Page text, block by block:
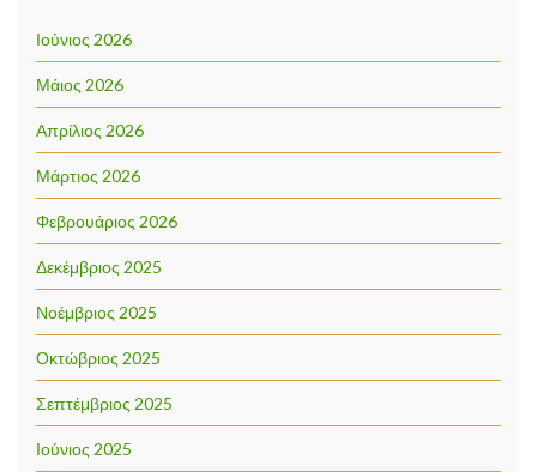
Ιούνιος 2026
Μάιος 2026
Απρίλιος 2026
Μάρτιος 2026
Φεβρουάριος 2026
Δεκέμβριος 2025
Νοέμβριος 2025
Οκτώβριος 2025
Σεπτέμβριος 2025
Ιούνιος 2025